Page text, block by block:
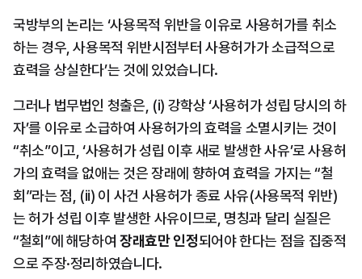
국방부의 논리는 ‘사용목적 위반을 이유로 사용허가를 취소
하는 경우, 사용목적 위반시점부터 사용허가가 소급적으로
효력을 상실한다’는 것에 있었습니다.
그러나 법무법인 청출은, (i) 강학상 ‘사용허가 성립 당시의 하
자’를 이유로 소급하여 사용허가의 효력을 소멸시키는 것이
“취소”이고, ‘사용허가 성립 이후 새로 발생한 사유’로 사용허
가의 효력을 없애는 것은 장래에 향하여 효력을 가지는 “철
회”라는 점, (ii) 이 사건 사용허가 종료 사유(사용목적 위반)
는 허가 성립 이후 발생한 사유이므로, 명칭과 달리 실질은
“철회”에 해당하여 장래효만 인정되어야 한다는 점을 집중적
으로 주장·정리하였습니다.